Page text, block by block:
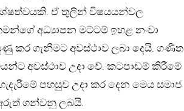
ඒ තුලින් විෂයයන්වල
අධ්‍යාපන මට්ටම් ඉහළ නංවා
කර ගැනීමට අවස්ථාව ලබා දෙයි. ගණිත
අවස්ථාව උදා වේ. කටපාඩම් කිරීමේ
පහසුව උදා කර දෙන මෙය සමාජ
අරුත් ගන්වනු ලබයි.